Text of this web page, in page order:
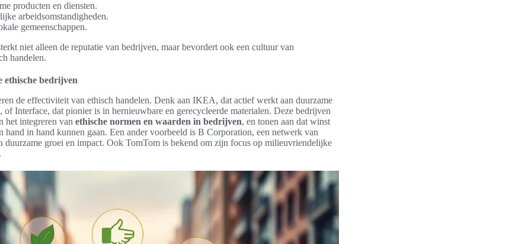
producten en diensten.
arbeidsomstandigheden.
gemeenschappen.
niet alleen de reputatie van bedrijven, maar bevordert ook een cultuur van
handelen.
ethische bedrijven
de effectiviteit van ethisch handelen. Denk aan IKEA, dat actief werkt aan duurzame
of Interface, dat pionier is in hernieuwbare en gerecycleerde materialen. Deze bedrijven
het integreren van ethische normen en waarden in bedrijven, en tonen aan dat winst
hand in hand kunnen gaan. Een ander voorbeeld is B Corporation, een netwerk van
duurzame groei en impact. Ook TomTom is bekend om zijn focus op milieuvriendelijke